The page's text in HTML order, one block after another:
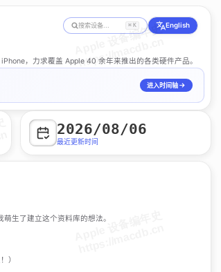
搜索设备... ⌘ K English
，力求覆盖 Apple 40 余年来推出的各类硬件产品。
进入时间轴
2026/08/06
最近更新时间
生了建立这个资料库的想法。
）